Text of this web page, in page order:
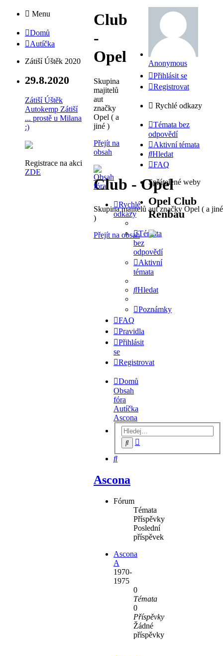
Menu
Domů
Autíčka
Zátiší Úštěk 2020
29.8.2020
Zátiší Úštěk
Autokemp Zátiší
... prostě u Milana
:)
Registrace na akci
ZDE
Club
-
Opel
Skupina
majitelů
aut
značky
Opel ( a
jiné )
Přejít na
obsah
Club - Opel
Skupina majitelů aut značky Opel ( a jiné
)
Přejít na obsah
Rychlé
odkazy
Témata
bez
odpovědí
Aktivní
témata
Hledat
Poznámky
FAQ
Pravidla
Přihlásit
se
Registrovat
Domů
Obsah
fóra
Autíčka
Ascona
Hledat
Hledat
Ascona
Fórum
Témata
Příspěvky
Poslední
příspěvek
Ascona
A
1970-
1975
0
Témata
0
Příspěvky
Žádné
příspěvky
Anonymous
Přihlásit se
Registrovat
Rychlé odkazy
Témata bez
odpovědí
Aktivní témata
Hledat
FAQ
Spřátelené weby
Opel Club
Renbau